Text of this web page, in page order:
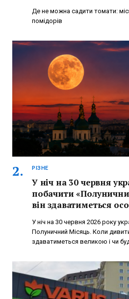
Де не можна садити томати:
помідорів
РІЗНЕ
У ніч на 30 червня
побачити
він здаватиметься
У ніч на 30 червня 2026 року
Полуничний Місяць. Коли
здаватиметься великою і чи